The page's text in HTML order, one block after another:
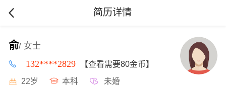
简历详情
俞/ 女士
132****2829 【查看需要80金币】
22岁 本科 未婚